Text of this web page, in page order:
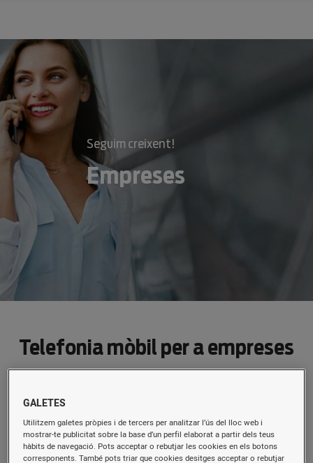
Seguim creixent!
Empreses
Telefonia mòbil per a empreses
Numeracions curtes
Pots sol·licitar una numeració curta para cada un
dels serveis contractats, això comportarà
l’assignació d’un rang de números de telèfon
GALETES
Utilitzem galetes pròpies i de tercers per analitzar l’ús del lloc web i
mostrar-te publicitat sobre la base d’un perfil elaborat a partir dels teus
hàbits de navegació. Pots acceptar o rebutjar les cookies en els botons
corresponents. També pots triar que cookies desitges acceptar o rebutjar